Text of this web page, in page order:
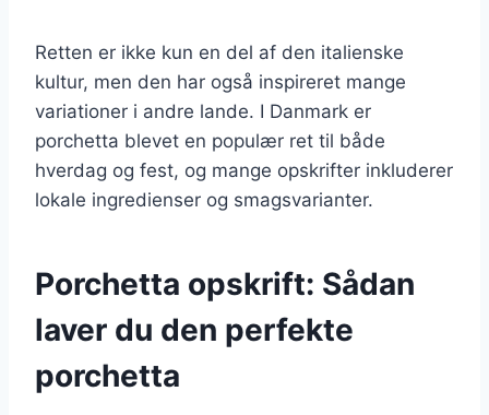
Retten er ikke kun en del af den italienske
kultur, men den har også inspireret mange
variationer i andre lande. I Danmark er
porchetta blevet en populær ret til både
hverdag og fest, og mange opskrifter inkluderer
lokale ingredienser og smagsvarianter.
Porchetta opskrift: Sådan
laver du den perfekte
porchetta